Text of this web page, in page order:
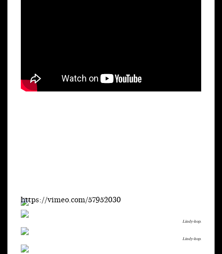
https://vimeo.com/57952030
Lindy-hop.
Lindy-hop.